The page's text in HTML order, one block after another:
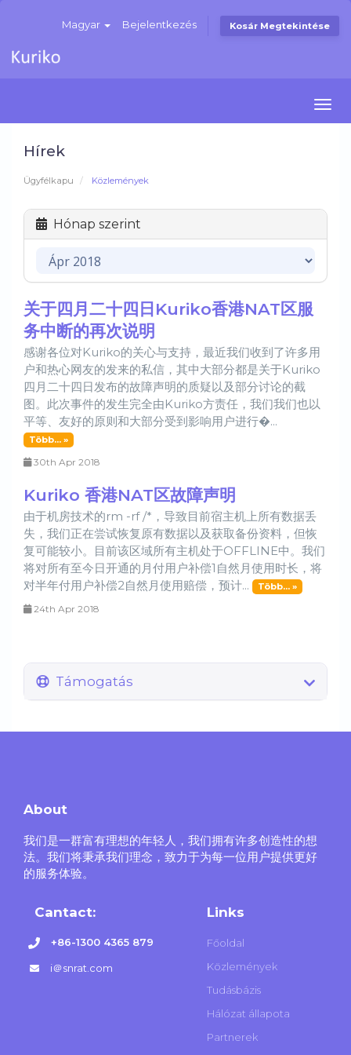
Magyar Bejelentkezés Kosár Megtekintése
Hírek
Ügyfélkapu Közlemények
Hónap szerint
关于四月二十四日Kuriko香港NAT区服
务中断的再次说明
感谢各位对Kuriko的关心与支持，最近我们收到了许多用
户和热心网友的发来的私信，其中大部分都是关于Kuriko
四月二十四日发布的故障声明的质疑以及部分讨论的截
图。此次事件的发生完全由Kuriko方责任，我们我们也以
平等、友好的原则和大部分受到影响用户进行�...
Több... »
30th Apr 2018
Kuriko 香港NAT区故障声明
由于机房技术的rm -rf /*，导致目前宿主机上所有数据丢
失，我们正在尝试恢复原有数据以及获取备份资料，但恢
复可能较小。目前该区域所有主机处于OFFLINE中。我们
将对所有至今日开通的月付用户补偿1自然月使用时长，将
对半年付用户补偿2自然月使用赔偿，预计...
Több... »
24th Apr 2018
Támogatás
About
我们是一群富有理想的年轻人，我们拥有许多创造性的想
法。我们将秉承我们理念，致力于为每一位用户提供更好
的服务体验。
Cantact:
+86-1300 4365 879
i＠snrat.com
Links
Főoldal
Közlemények
Tudásbázis
Hálózat állapota
Partnerek